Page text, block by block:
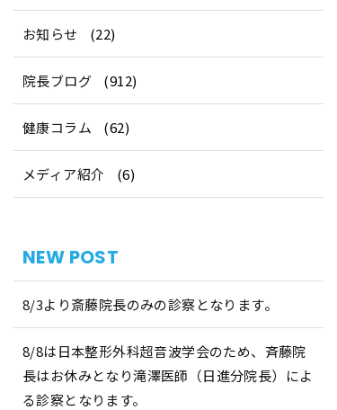
お知らせ (22)
院長ブログ (912)
健康コラム (62)
メディア紹介 (6)
NEW POST
8/3より斎藤院長のみの診察となります。
8/8は日本整形外科超音波学会のため、斉藤院
長はお休みとなり滝澤医師（日進分院長）によ
る診察となります。